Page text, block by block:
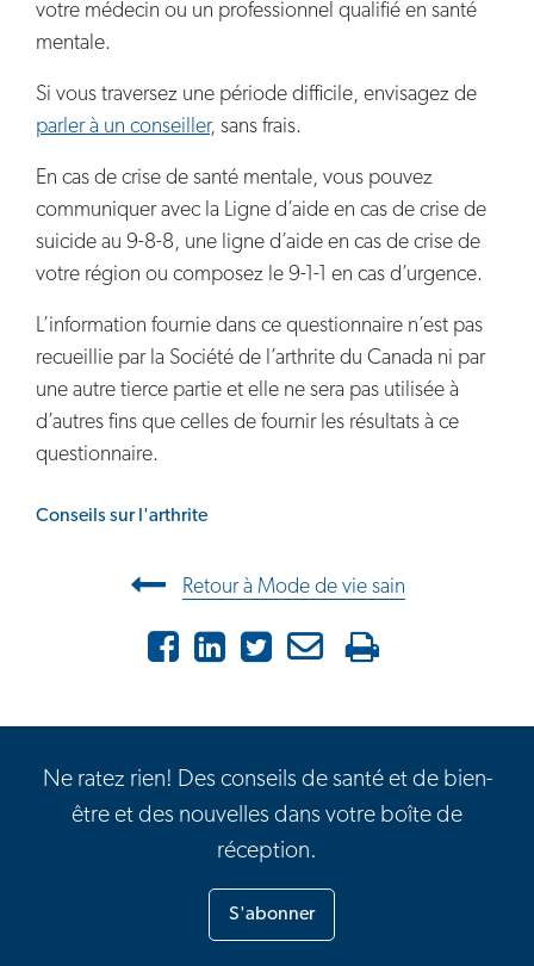
votre médecin ou un professionnel qualifié en santé
mentale.
Si vous traversez une période difficile, envisagez de
parler à un conseiller, sans frais.
En cas de crise de santé mentale, vous pouvez
communiquer avec la Ligne d’aide en cas de crise de
suicide au 9-8-8, une ligne d’aide en cas de crise de
votre région ou composez le 9-1-1 en cas d’urgence.
L’information fournie dans ce questionnaire n’est pas
recueillie par la Société de l’arthrite du Canada ni par
une autre tierce partie et elle ne sera pas utilisée à
d’autres fins que celles de fournir les résultats à ce
questionnaire.
Conseils sur l'arthrite
Navigation entre les articles
Retour à Mode de vie sain
FacebookLinkedIn
X Courriel
Ne ratez rien! Des conseils de santé et de bien-
être et des nouvelles dans votre boîte de
réception.
S'abonner